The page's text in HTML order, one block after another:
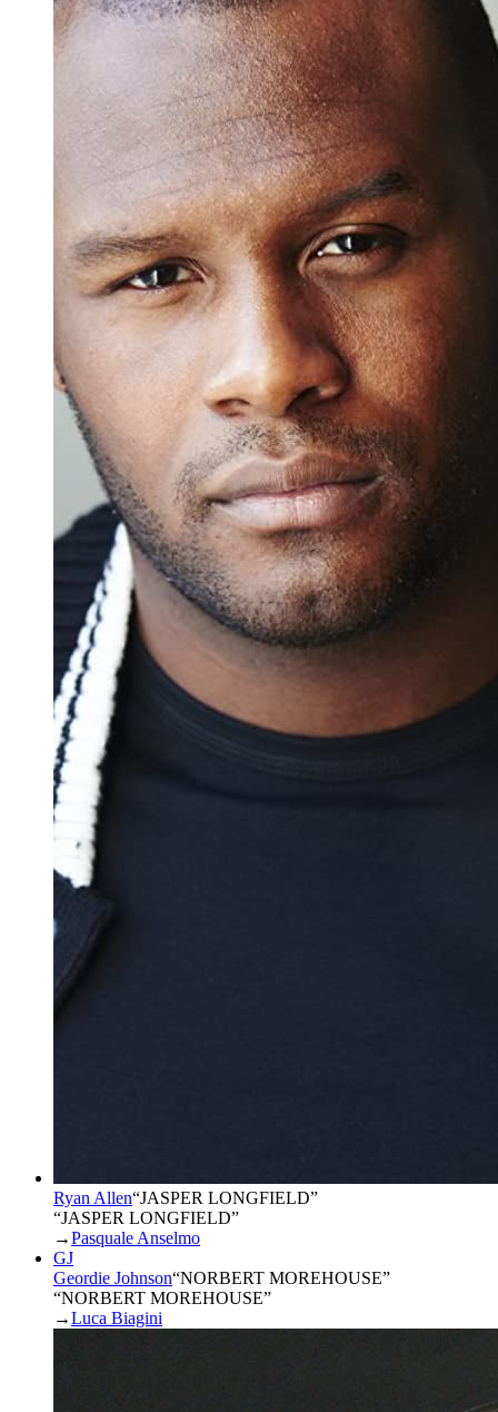
Ryan Allen“JASPER LONGFIELD”
“JASPER LONGFIELD”
→Pasquale Anselmo
GJ
Geordie Johnson“NORBERT MOREHOUSE”
“NORBERT MOREHOUSE”
→Luca Biagini